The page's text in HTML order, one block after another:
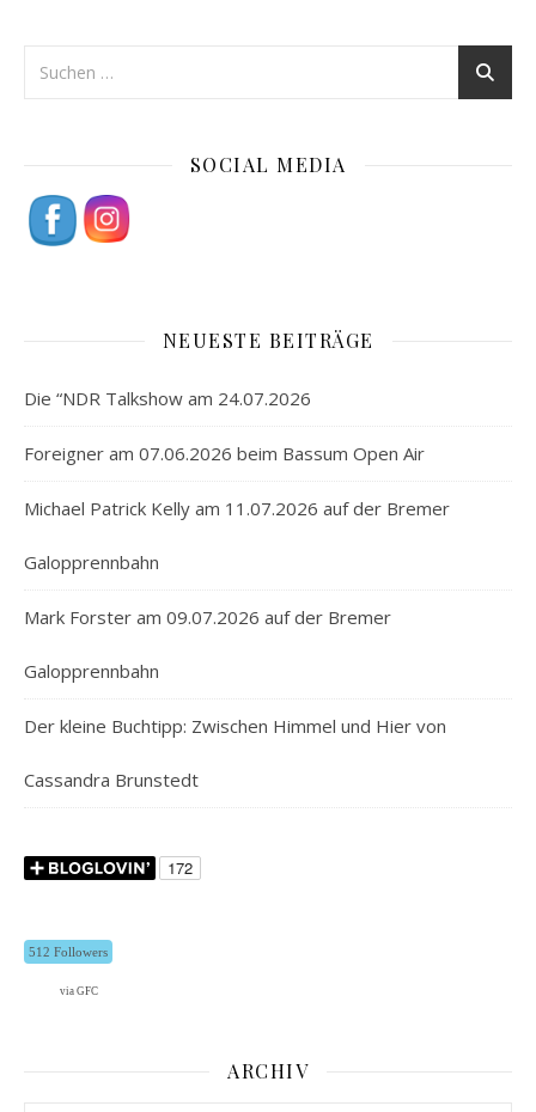
SOCIAL MEDIA
NEUESTE BEITRÄGE
Die “NDR Talkshow am 24.07.2026
Foreigner am 07.06.2026 beim Bassum Open Air
Michael Patrick Kelly am 11.07.2026 auf der Bremer
Galopprennbahn
Mark Forster am 09.07.2026 auf der Bremer
Galopprennbahn
Der kleine Buchtipp: Zwischen Himmel und Hier von
Cassandra Brunstedt
512 Followers
via GFC
ARCHIV